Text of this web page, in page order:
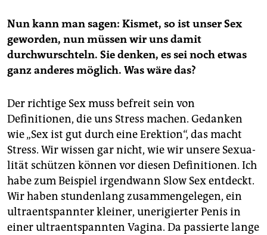
Nun kann man sagen: Kismet, so ist unser Sex
geworden, nun müssen wir uns damit
durchwurschteln. Sie denken, es sei noch etwas
ganz anderes möglich. Was wäre das?
Der richtige Sex muss befreit sein von
Definitionen, die uns Stress machen. Gedanken
wie „Sex ist gut durch eine Erektion“, das macht
Stress. Wir wissen gar nicht, wie wir unsere Sexua­
lität schützen können vor diesen Definitionen. Ich
habe zum Beispiel irgendwann Slow Sex entdeckt.
Wir haben stundenlang zusammengelegen, ein
ultraentspannter kleiner, unerigierter Penis in
einer ultraentspannten Vagina. Da passierte lange